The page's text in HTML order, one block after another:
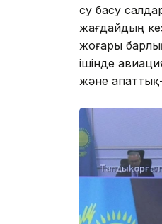
су басу
жағдайдың
жоғары
ішінде
және